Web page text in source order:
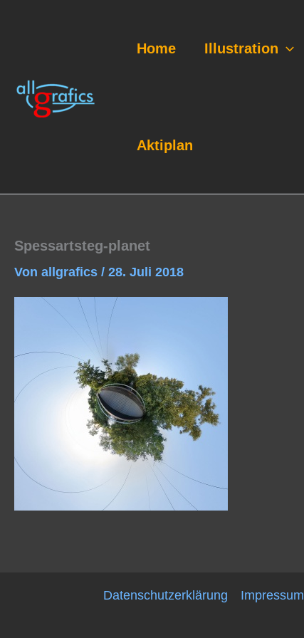
Home Illustration
Aktiplan
Spessartsteg-planet
Von allgrafics / 28. Juli 2018
Datenschutzerklärung Impressum